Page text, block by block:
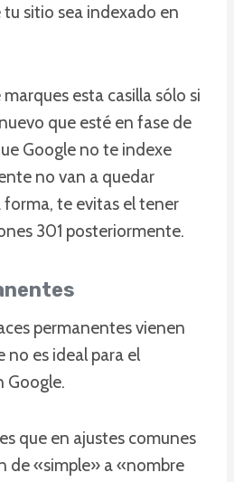
tu sitio sea indexado en
esta casilla sólo si
que esté en fase de
Google no te indexe
no van a quedar
forma, te evitas el tener
301 posteriormente.
permanentes vienen
es ideal para el
Google.
que en ajustes comunes
de «simple» a «nombre